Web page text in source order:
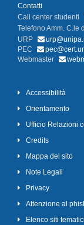
Contatti
Call center studenti
Telefono Amm. C.le
URP
PEC
Webmaster
Accessibilità
Orientamento
Ufficio Relazioni
Credits
Mappa del sito
Note Legali
Privacy
Attenzione al
Elenco siti tematici